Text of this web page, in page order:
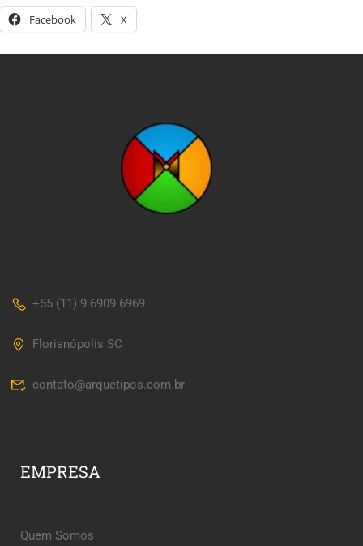
Facebook X
+55 (11) 9 6909 6969
Florianópolis SC
contato@arquetipos.com.br
EMPRESA
Quem Somos